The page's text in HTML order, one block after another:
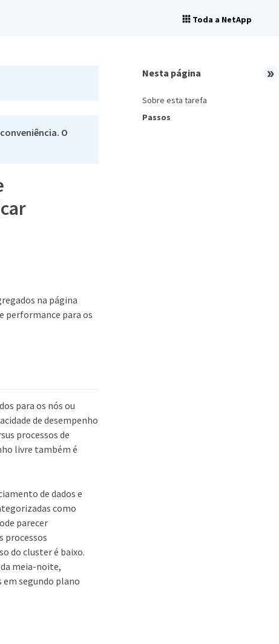
Toda a NetApp
O
na página
performance para os
para os nós ou
de desempenho
processos de
livre também é
de dados e
como
parecer
processos
do cluster é baixo.
meia-noite,
em segundo plano
Nesta página
Sobre esta tarefa
Passos